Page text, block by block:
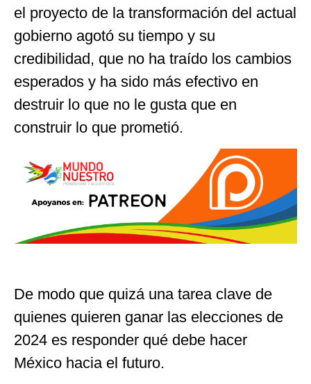
el proyecto de la transformación del actual
gobierno agotó su tiempo y su
credibilidad, que no ha traído los cambios
esperados y ha sido más efectivo en
destruir lo que no le gusta que en
construir lo que prometió.
De modo que quizá una tarea clave de
quienes quieren ganar las elecciones de
2024 es responder qué debe hacer
México hacia el futuro.